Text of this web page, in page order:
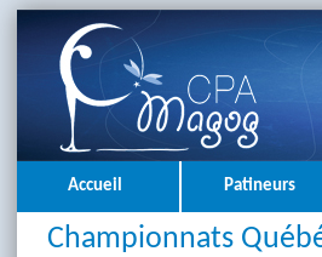
Accueil Patineurs
Championnats